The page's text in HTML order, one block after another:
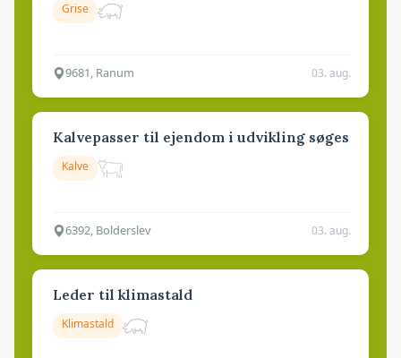
Grise
9681, Ranum 03. aug.
Kalvepasser til ejendom i udvikling søges
Kalve
6392, Bolderslev 03. aug.
Leder til klimastald
Klimastald